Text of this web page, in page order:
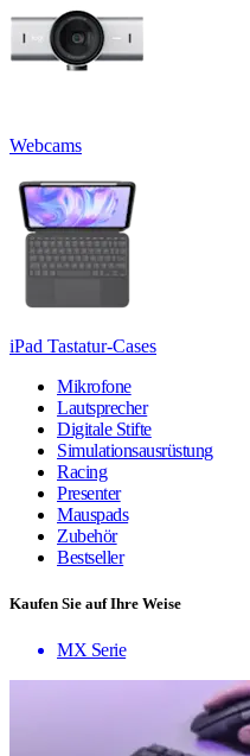
Webcams
iPad Tastatur-Cases
Mikrofone
Lautsprecher
Digitale Stifte
Simulationsausrüstung
Racing
Presenter
Mauspads
Zubehör
Bestseller
Kaufen Sie auf Ihre Weise
MX Serie